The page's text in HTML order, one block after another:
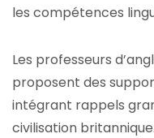
les compétences
Les professeurs
proposent des
intégrant rappels
civilisation